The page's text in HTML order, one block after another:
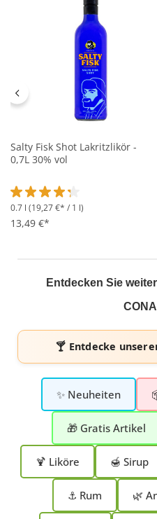
Salty Fisk Shot Lakritzlikör -
0,7L 30% vol
Durchschnittliche Bewertung
0.7 l (19,27 €* / 1 l)
13,49 €*
Entdecken Sie
🍸 Entdecke
✨ Neuheiten
🎁 Gratis Artikel
🍹 Liköre 🍯 Sirup
⚓ Rum 🌿